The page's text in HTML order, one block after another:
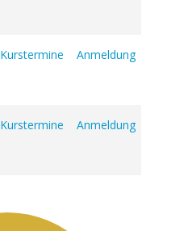
Kurstermine Anmeldung
Kurstermine Anmeldung